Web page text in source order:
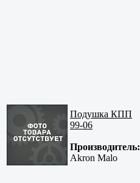
Подушка КПП
99-06
Производитель:
Akron Malo